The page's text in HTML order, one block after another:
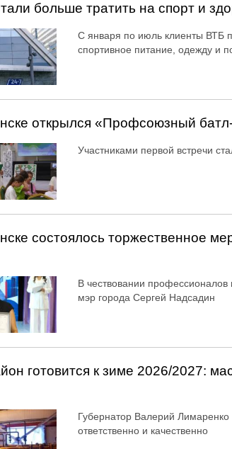
больше тратить на спорт и
С января по июль клиенты ВТБ
спортивное питание, одежду и
открылся «Профсоюзный
Участниками первой встречи
состоялось торжественное
В чествовании профессионалов
мэр города Сергей Надсадин
готовится к зиме 2026/2027:
Губернатор Валерий Лимаренко
ответственно и качественно